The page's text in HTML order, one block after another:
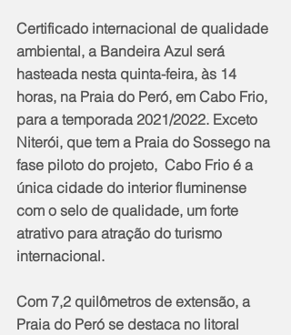
Certificado internacional de qualidade
ambiental, a Bandeira Azul será
hasteada nesta quinta-feira, às 14
horas, na Praia do Peró, em Cabo Frio,
para a temporada 2021/2022. Exceto
Niterói, que tem a Praia do Sossego na
fase piloto do projeto,  Cabo Frio é a
única cidade do interior fluminense
com o selo de qualidade, um forte
atrativo para atração do turismo
internacional.
Com 7,2 quilômetros de extensão, a
Praia do Peró se destaca no litoral